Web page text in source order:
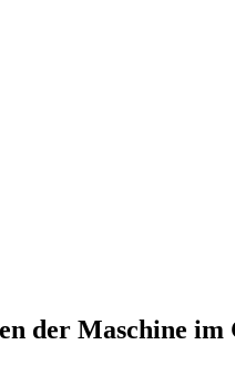
der Maschine